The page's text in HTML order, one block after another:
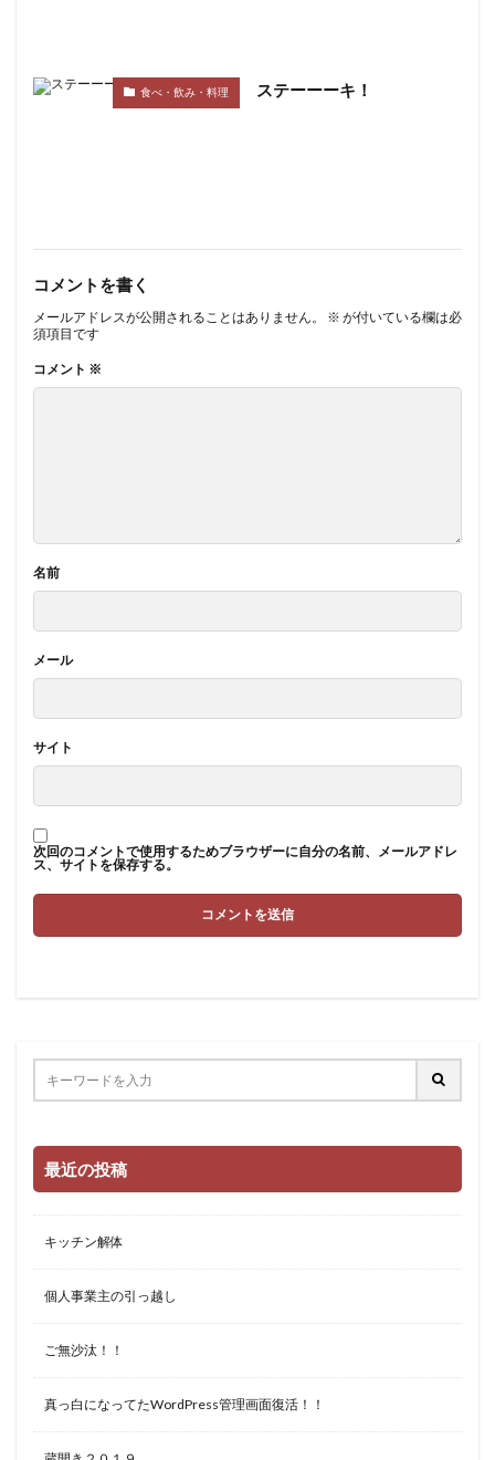
食べ・飲み・料理 ステーーーキ！
コメントを書く
メールアドレスが公開されることはありません。 ※ が付いている欄は必
須項目です
コメント ※
名前
メール
サイト
次回のコメントで使用するためブラウザーに自分の名前、メールアドレ
ス、サイトを保存する。
最近の投稿
キッチン解体
個人事業主の引っ越し
ご無沙汰！！
真っ白になってたWordPress管理画面復活！！